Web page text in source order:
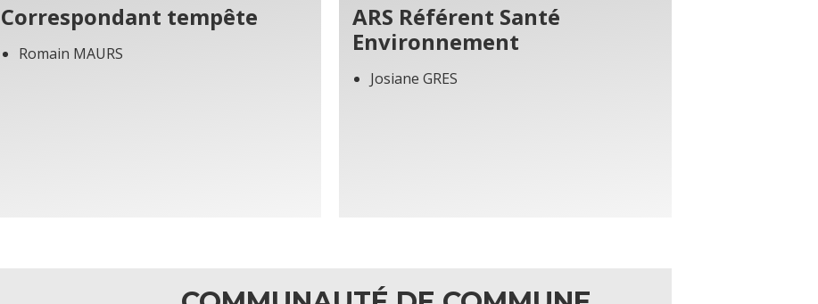
Correspondant tempête
Romain MAURS
ARS Référent Santé
Environnement
Josiane GRES